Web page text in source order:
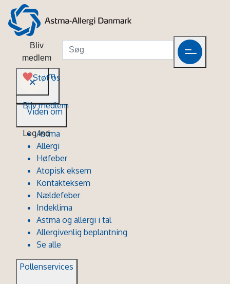
Bliv
medlem
Støt os
Bliv medlem
Log ind
Viden om
Viden om
Astma
Allergi
Høfeber
Atopisk eksem
Kontakteksem
Nældefeber
Indeklima
Astma og allergi i tal
Allergivenlig beplantning
Se alle
Pollenservices